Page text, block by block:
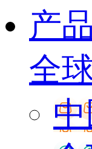
产
全